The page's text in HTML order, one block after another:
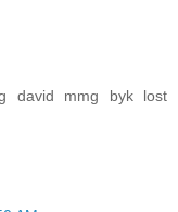
david mmg byk lost